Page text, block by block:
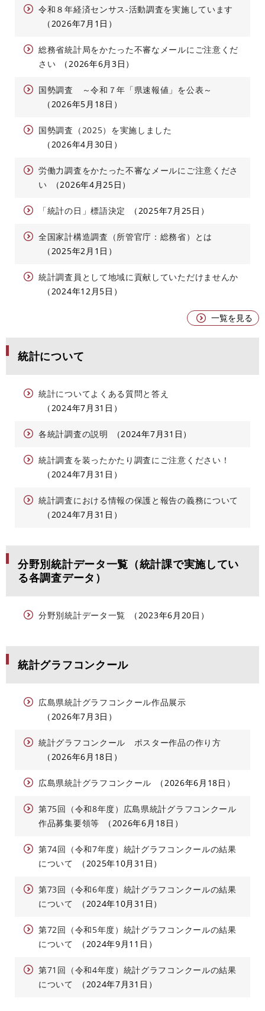
令和８年経済センサス-活動調査を実施しています
2026年7月1日
総務省統計局をかたった不審なメールにご注意くだ
さい
2026年6月3日
国勢調査 ～令和７年「県速報値」を公表～
2026年5月18日
国勢調査（2025）を実施しました
2026年4月30日
労働力調査をかたった不審なメールにご注意くださ
い
2026年4月25日
「統計の日」標語決定 2025年7月25日
全国家計構造調査（所管官庁：総務省）とは
2025年2月1日
統計調査員として地域に貢献していただけませんか
2024年12月5日
一覧を見る
統計について
統計についてよくある質問と答え
2024年7月31日
各統計調査の説明 2024年7月31日
統計調査を装ったかたり調査にご注意ください！
2024年7月31日
統計調査における情報の保護と報告の義務について
2024年7月31日
分野別統計データ一覧（統計課で実施してい
る各調査データ）
分野別統計データ一覧 2023年6月20日
統計グラフコンクール
広島県統計グラフコンクール作品展示
2026年7月3日
統計グラフコンクール ポスター作品の作り方
2026年6月18日
広島県統計グラフコンクール 2026年6月18日
第75回（令和8年度）広島県統計グラフコンクール
作品募集要領等
2026年6月18日
第74回（令和7年度）統計グラフコンクールの結果
について
2025年10月31日
第73回（令和6年度）統計グラフコンクールの結果
について
2024年10月31日
第72回（令和5年度）統計グラフコンクールの結果
について
2024年9月11日
第71回（令和4年度）統計グラフコンクールの結果
について
2024年7月31日